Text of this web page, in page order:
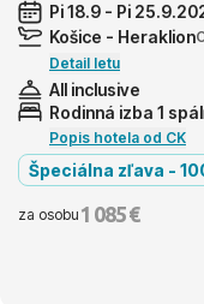
Pi 18.9 - Pi
Košice - Heraklion
Detail letu
All inclusive
Rodinná izba 1
Popis hotela od CK
Špeciálna zľava -
za osobu 1 085 €